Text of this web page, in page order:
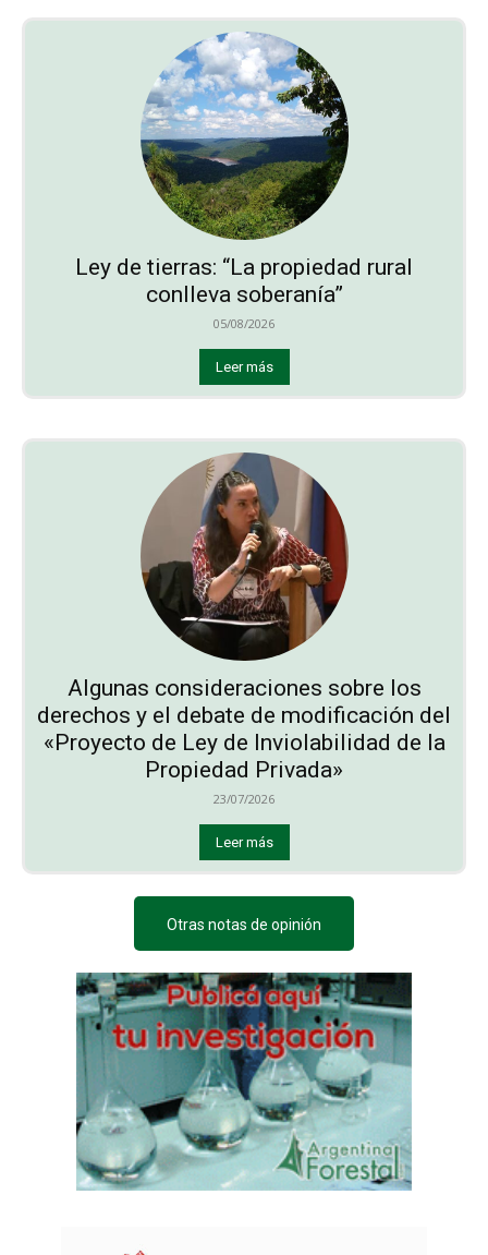
Ley de tierras: “La propiedad rural
conlleva soberanía”
05/08/2026
Leer más
Algunas consideraciones sobre los
derechos y el debate de modificación del
«Proyecto de Ley de Inviolabilidad de la
Propiedad Privada»
23/07/2026
Leer más
Otras notas de opinión